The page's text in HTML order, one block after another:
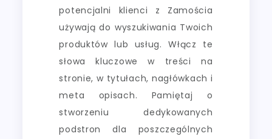
potencjalni klienci z Zamościa
używają do wyszukiwania Twoich
produktów lub usług. Włącz te
słowa kluczowe w treści na
stronie, w tytułach, nagłówkach i
meta opisach. Pamiętaj o
stworzeniu dedykowanych
podstron dla poszczególnych